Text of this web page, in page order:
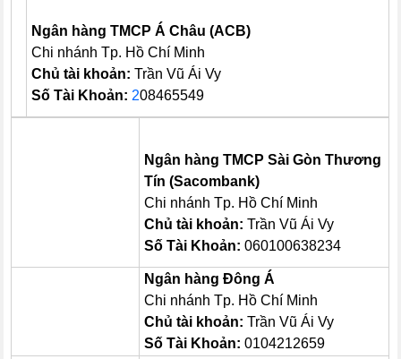
Ngân hàng TMCP Á Châu (ACB)
Chi nhánh Tp. Hồ Chí Minh
Chủ tài khoản: Trần Vũ Ái Vy
Số Tài Khoản: 208465549
Ngân hàng TMCP Sài Gòn Thương
Tín (Sacombank)
Chi nhánh Tp. Hồ Chí Minh
Chủ tài khoản: Trần Vũ Ái Vy
Số Tài Khoản: 060100638234
Ngân hàng Đông Á
Chi nhánh Tp. Hồ Chí Minh
Chủ tài khoản: Trần Vũ Ái Vy
Số Tài Khoản: 0104212659